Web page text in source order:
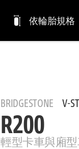
依輪胎規格
BRIDGESTONE V-
R200
輕型卡車與廂